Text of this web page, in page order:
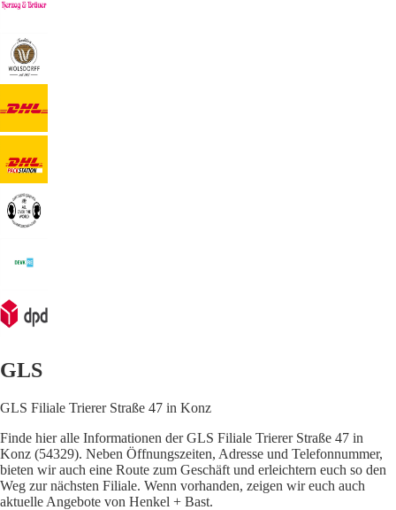
GLS
GLS Filiale Trierer Straße 47 in Konz
Finde hier alle Informationen der GLS Filiale Trierer Straße 47 in
Konz (54329). Neben Öffnungszeiten, Adresse und Telefonnummer,
bieten wir auch eine Route zum Geschäft und erleichtern euch so den
Weg zur nächsten Filiale. Wenn vorhanden, zeigen wir euch auch
aktuelle Angebote von Henkel + Bast.